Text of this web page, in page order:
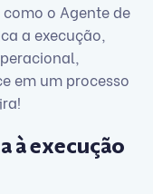
o Agente de
a execução,
em um processo
à execução